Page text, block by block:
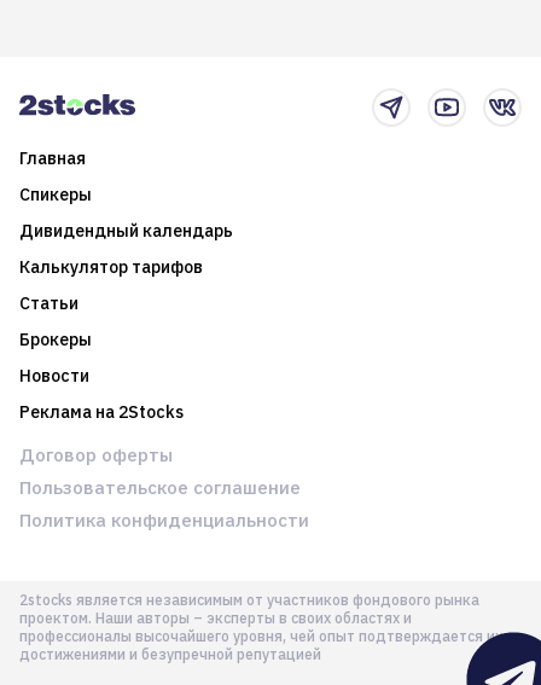
Главная
Спикеры
Дивидендный календарь
Калькулятор тарифов
Статьи
Брокеры
Новости
Реклама на 2Stocks
2stocks является независимым от участников фондового рынка
проектом. Наши авторы – эксперты в своих областях и
профессионалы высочайшего уровня, чей опыт подтверждается их
достижениями и безупречной репутацией
Договор оферты
Пользовательское соглашение
Политика конфиденциальности